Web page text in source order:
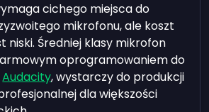
cichego miejsca do
mikrofonu, ale koszt
niski. Średniej klasy mikrofon
oprogramowaniem do
Audacity, wystarczy do produkcji
dla większości